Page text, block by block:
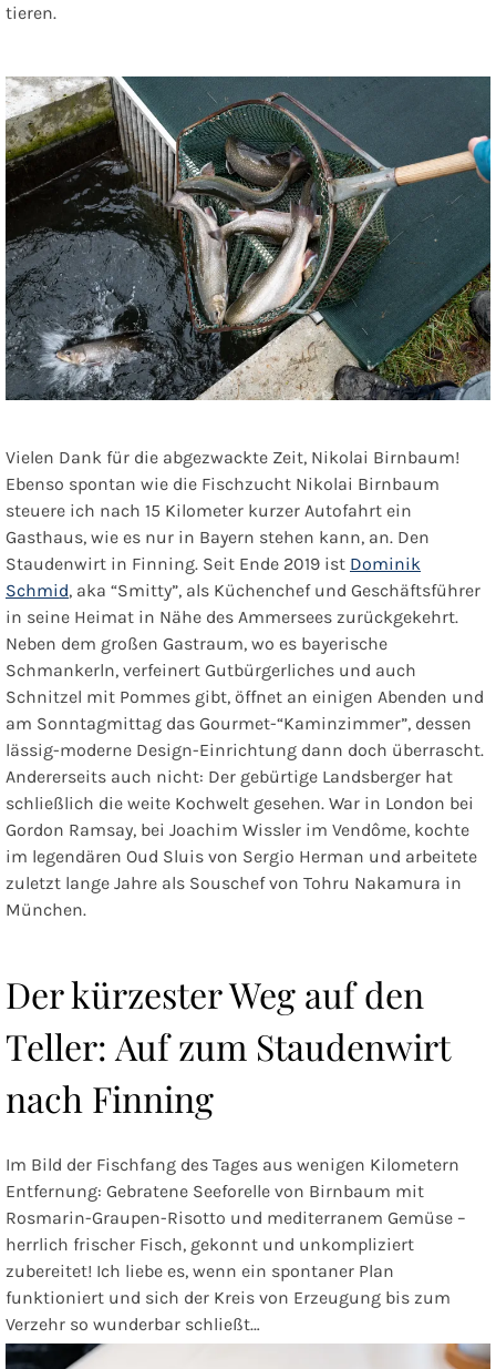
tieren.
Vielen Dank für die abgezwackte Zeit, Nikolai Birnbaum!
Ebenso spontan wie die Fischzucht Nikolai Birnbaum
steuere ich nach 15 Kilometer kurzer Autofahrt ein
Gasthaus, wie es nur in Bayern stehen kann, an. Den
Staudenwirt in Finning. Seit Ende 2019 ist Dominik
Schmid, aka “Smitty”, als Küchenchef und Geschäftsführer
in seine Heimat in Nähe des Ammersees zurückgekehrt.
Neben dem großen Gastraum, wo es bayerische
Schmankerln, verfeinert Gutbürgerliches und auch
Schnitzel mit Pommes gibt, öffnet an einigen Abenden und
am Sonntagmittag das Gourmet-“Kaminzimmer”, dessen
lässig-moderne Design-Einrichtung dann doch überrascht.
Andererseits auch nicht: Der gebürtige Landsberger hat
schließlich die weite Kochwelt gesehen. War in London bei
Gordon Ramsay, bei Joachim Wissler im Vendôme, kochte
im legendären Oud Sluis von Sergio Herman und arbeitete
zuletzt lange Jahre als Souschef von Tohru Nakamura in
München.
Der kürzester Weg auf den
Teller: Auf zum Staudenwirt
nach Finning
Im Bild der Fischfang des Tages aus wenigen Kilometern
Entfernung: Gebratene Seeforelle von Birnbaum mit
Rosmarin-Graupen-Risotto und mediterranem Gemüse –
herrlich frischer Fisch, gekonnt und unkompliziert
zubereitet! Ich liebe es, wenn ein spontaner Plan
funktioniert und sich der Kreis von Erzeugung bis zum
Verzehr so wunderbar schließt…